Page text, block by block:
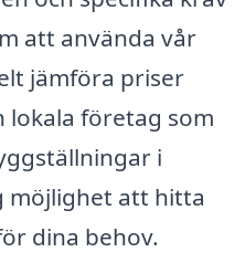
att använda vår
jämföra priser
lokala företag som
i
möjlighet att hitta
dina behov.